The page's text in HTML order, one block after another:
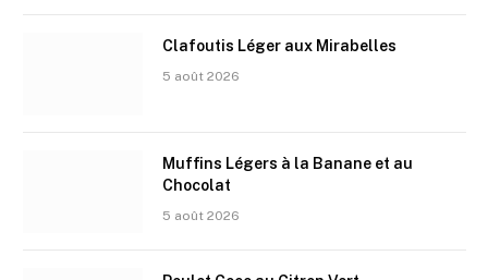
Clafoutis Léger aux Mirabelles
5 août 2026
Muffins Légers à la Banane et au
Chocolat
5 août 2026